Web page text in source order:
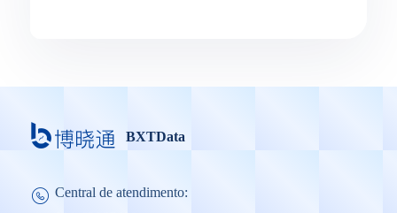
BXTData
Central de atendimento: